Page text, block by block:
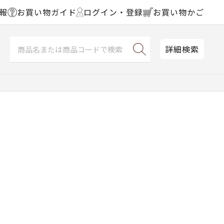
お買い物ガイド ログイン・登録 お買い物かご
詳細検索